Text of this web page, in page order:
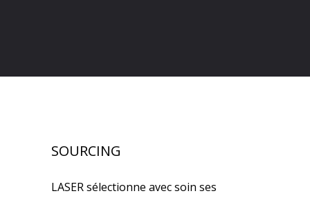
SOURCING
LASER sélectionne avec soin ses